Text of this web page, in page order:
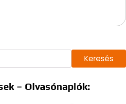
Keresés
– Olvasónaplók: